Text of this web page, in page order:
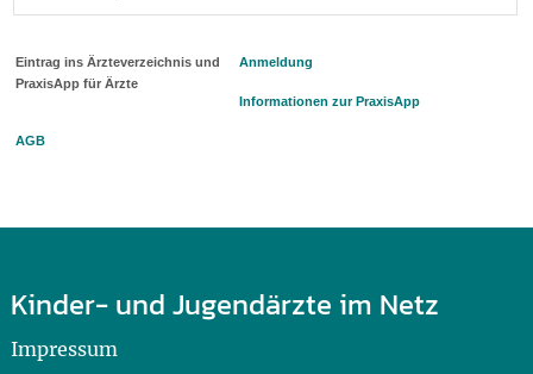
Eintrag ins Ärzteverzeichnis und
PraxisApp für Ärzte
Anmeldung
Informationen zur PraxisApp
AGB
Kinder- und Jugendärzte im Netz
Impressum